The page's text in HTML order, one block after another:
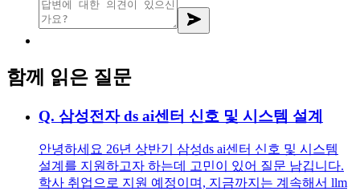
함께 읽은 질문
Q. 삼성전자 ds ai센터 신호 및 시스템 설계
안녕하세요 26년 상반기 삼성ds ai센터 신호 및 시스템
설계를 지원하고자 하는데 고민이 있어 질문 남깁니다.
학사 취업으로 지원 예정이며, 지금까지는 계속해서 llm